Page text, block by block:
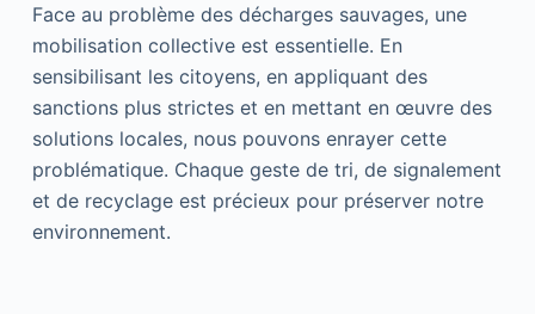
Face au problème des décharges sauvages, une
mobilisation collective est essentielle. En
sensibilisant les citoyens, en appliquant des
sanctions plus strictes et en mettant en œuvre des
solutions locales, nous pouvons enrayer cette
problématique. Chaque geste de tri, de signalement
et de recyclage est précieux pour préserver notre
environnement.